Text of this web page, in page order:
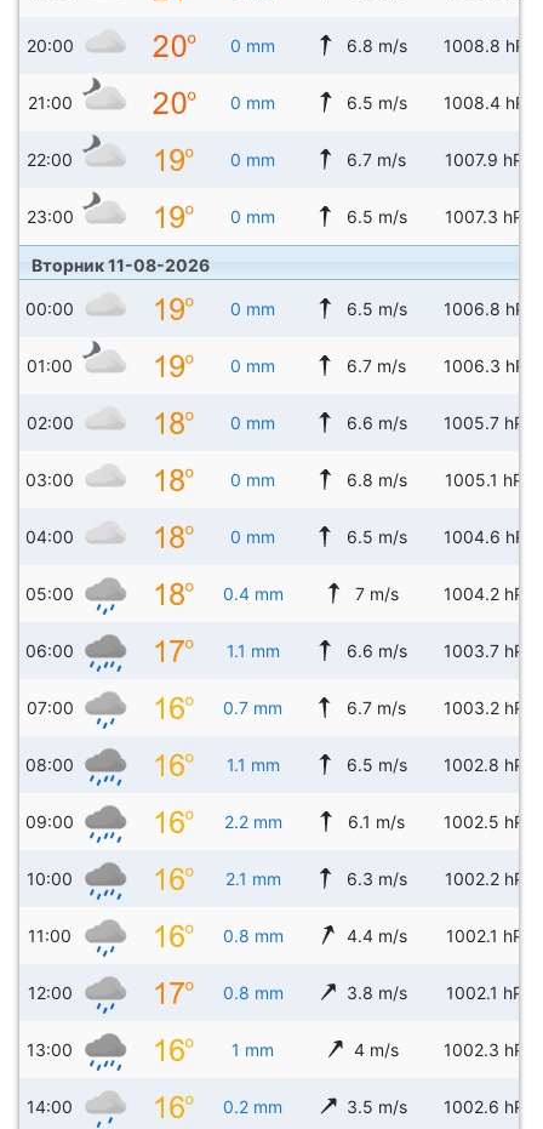
20:00 0 mm 6.8 m/s 1008.8 hPa
21:00 0 mm 6.5 m/s 1008.4 hPa
22:00 0 mm 6.7 m/s 1007.9 hPa
23:00 0 mm 6.5 m/s 1007.3 hPa
Вторник 11-08-2026
00:00 0 mm 6.5 m/s 1006.8 hPa
01:00 0 mm 6.7 m/s 1006.3 hPa
02:00 0 mm 6.6 m/s 1005.7 hPa
03:00 0 mm 6.8 m/s 1005.1 hPa
04:00 0 mm 6.5 m/s 1004.6 hPa
05:00 0.4 mm 7 m/s 1004.2 hPa
06:00 1.1 mm 6.6 m/s 1003.7 hPa
07:00 0.7 mm 6.7 m/s 1003.2 hPa
08:00 1.1 mm 6.5 m/s 1002.8 hPa
09:00 2.2 mm 6.1 m/s 1002.5 hPa
10:00 2.1 mm 6.3 m/s 1002.2 hPa
11:00 0.8 mm 4.4 m/s 1002.1 hPa
12:00 0.8 mm 3.8 m/s 1002.1 hPa
13:00 1 mm 4 m/s 1002.3 hPa
14:00 0.2 mm 3.5 m/s 1002.6 hPa